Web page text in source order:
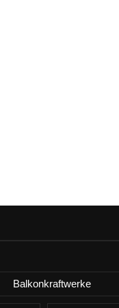
Balkonkraftwerke